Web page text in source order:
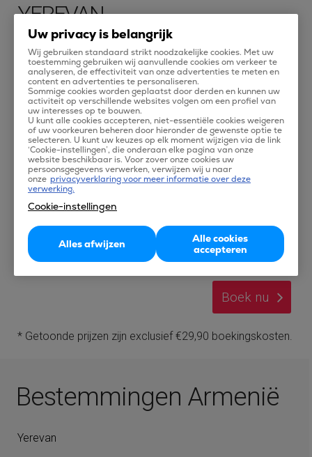
YEREVAN
Boek nu
Hoewel Armenië bij de meesten niet gezien wordt als een
vakantiebestemming, heeft de mooie stad Yerevan veel te
bieden. Het is een bruisende stad met vele musea,
kunstgalerijen, winkels en eetgelegenheden. Bovendien is het
klimaat aangenaam warm tot zomers heet in de zomer en
heerst er gezellige vrieskou in de winter. Ook vind je er vele
mogelijkheden om uit te gaan. De vele gekleurde
waterfonteinen in het centrum zijn prachtig om te zien.
Uiteraard kun je zoals altijd voordelige vliegtickets naar
Yerevan vinden op Tix. Ons aanbod van vluchten naar
Yerevan is uitgebreid, je kunt hier diverse aanbieders
vergelijken.
* Getoonde prijzen zijn exclusief €29,90 boekingskosten.
Bestemmingen Armenië
Yerevan
Uw privacy is belangrijk
Wij gebruiken standaard strikt noodzakelijke cookies. Met uw
toestemming gebruiken wij aanvullende cookies om verkeer te
analyseren, de effectiviteit van onze advertenties te meten en
content en advertenties te personaliseren.
Sommige cookies worden geplaatst door derden en kunnen uw
activiteit op verschillende websites volgen om een profiel van
uw interesses op te bouwen.
U kunt alle cookies accepteren, niet-essentiële cookies weigeren
of uw voorkeuren beheren door hieronder de gewenste optie te
selecteren. U kunt uw keuzes op elk moment wijzigen via de link
‘Cookie-instellingen’, die onderaan elke pagina van onze
website beschikbaar is. Voor zover onze cookies uw
persoonsgegevens verwerken, verwijzen wij u naar
onze privacyverklaring voor meer informatie over deze
verwerking.
Cookie-instellingen
Alles afwijzen
Alle cookies
accepteren